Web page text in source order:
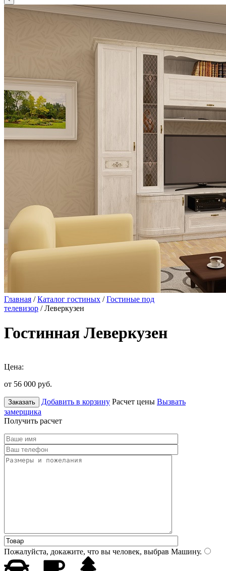
Главная /Каталог гостиных /Гостиные под
телевизор / Леверкузен
Гостинная Леверкузен
Цена:
от 56 000 руб.
Заказать Добавить в корзину Расчет цены Вызвать
замерщика
Получить расчет
Пожалуйста, докажите, что вы человек, выбрав Машину.